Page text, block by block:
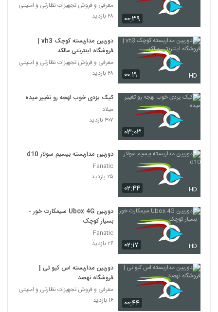
۰۰:۳۹
معرفی و فروش تجهیزات نظارتی و امنیتی
۲۸ بازدید
۰۰:۱۹ HD
دوربین مداربسته کوچک vh3 |
فروشگاه اینترنتی مالکد
معرفی و فروش تجهیزات نظارتی و امنیتی
۲۸ بازدید
۰۳:۰۳
کیک یزدی خوب لهجه رو تغییر میده
میلاد
۳۰۷ بازدید
۰۲:۴۴ HD
دوربین مداربسته بیسیم سولار d10
Fanatic
۲۵ بازدید
۰۲:۱۷ HD
دوربین Ubox 4G سیمکارت خور -
بسیار کوچک
Fanatic
۲۶ بازدید
۰۰:۴۴
دوربین مداربسته اس کیو تی |
فروشگاه نهصد
معرفی و فروش تجهیزات نظارتی و امنیتی
۱۶ بازدید